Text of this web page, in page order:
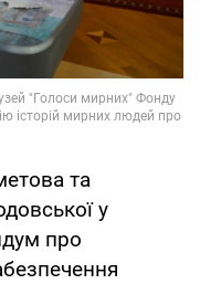
та
у
про